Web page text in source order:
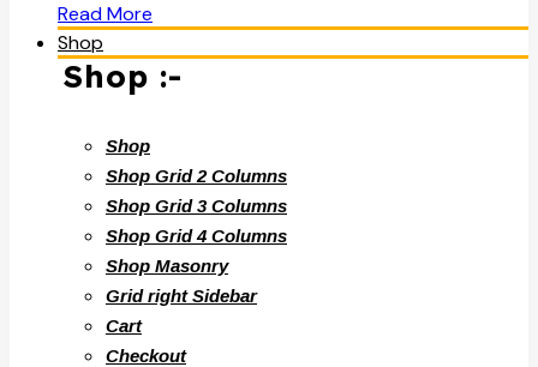
Read More
Shop
Shop :-
Shop
Shop Grid 2 Columns
Shop Grid 3 Columns
Shop Grid 4 Columns
Shop Masonry
Grid right Sidebar
Cart
Checkout